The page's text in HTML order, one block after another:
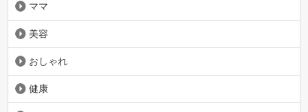
ママ
美容
おしゃれ
健康